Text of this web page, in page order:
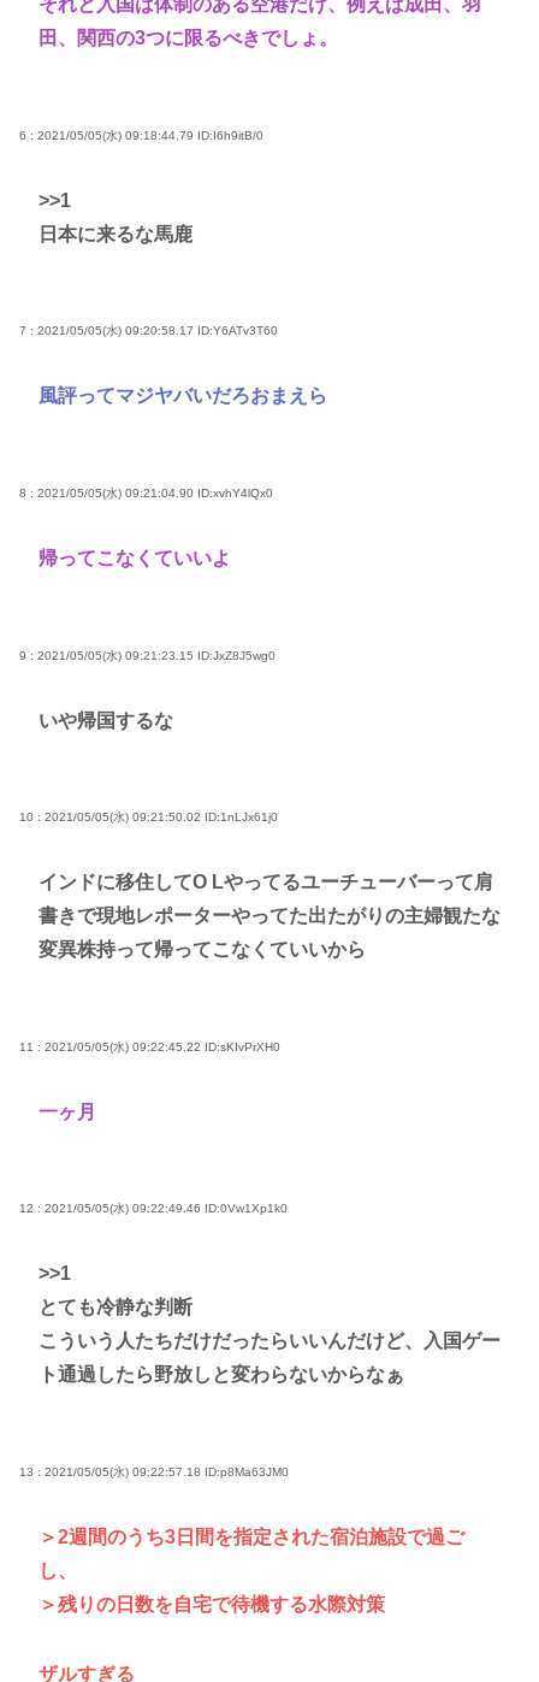
それと入国は体制のある空港だけ、例えば成田、羽
田、関西の3つに限るべきでしょ。
6 : 2021/05/05(水) 09:18:44.79 ID:I6h9itB/0
>>1
日本に来るな馬鹿
7 : 2021/05/05(水) 09:20:58.17 ID:Y6ATv3T60
風評ってマジヤバいだろおまえら
8 : 2021/05/05(水) 09:21:04.90 ID:xvhY4lQx0
帰ってこなくていいよ
9 : 2021/05/05(水) 09:21:23.15 ID:JxZ8J5wg0
いや帰国するな
10 : 2021/05/05(水) 09:21:50.02 ID:1nLJx61j0
インドに移住してO Lやってるユーチューバーって肩
書きで現地レポーターやってた出たがりの主婦観たな
変異株持って帰ってこなくていいから
11 : 2021/05/05(水) 09:22:45.22 ID:sKIvPrXH0
一ヶ月
12 : 2021/05/05(水) 09:22:49.46 ID:0Vw1Xp1k0
>>1
とても冷静な判断
こういう人たちだけだったらいいんだけど、入国ゲー
ト通過したら野放しと変わらないからなぁ
13 : 2021/05/05(水) 09:22:57.18 ID:p8Ma63JM0
＞2週間のうち3日間を指定された宿泊施設で過ご
し、
＞残りの日数を自宅で待機する水際対策
ザルすぎる